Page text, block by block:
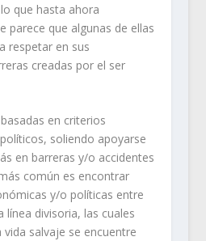
que hasta ahora
parece que algunas de ellas
respetar en sus
creadas por el ser
en criterios
soliendo apoyarse
en barreras y/o accidentes
común es encontrar
y/o políticas entre
divisoria, las cuales
salvaje se encuentre